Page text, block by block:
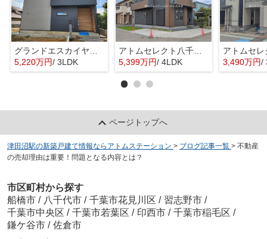
グランドエスカイヤー二宮１丁目 ３号地
5,220万円/ 3LDK
アトムセレクト八千代市大和田新田２期１号棟
5,399万円/ 4LDK 3,490万円/
ページトップへ
津田沼駅の新築戸建て情報ならアトムステーション > ブログ記事一覧 > 不動産
の売却理由は重要！問題となる内容とは？
市区町村から探す
船橋市 / 八千代市 / 千葉市花見川区 / 習志野市 /
千葉市中央区 / 千葉市若葉区 / 印西市 / 千葉市稲毛区 /
鎌ケ谷市 / 佐倉市